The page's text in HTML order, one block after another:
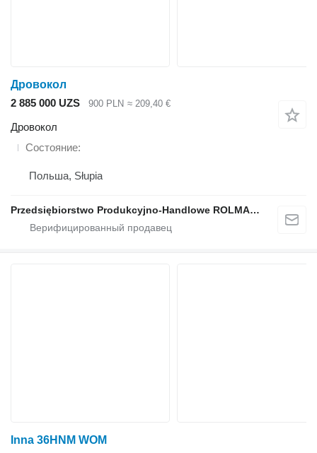
Дровокол
2 885 000 UZS
900 PLN ≈ 209,40 €
Дровокол
Состояние
Польша, Słupia
Przedsiębiorstwo Produkcyjno-Handlowe ROLMAPOL Marcin Dziekan
Inna 36HNM WOM